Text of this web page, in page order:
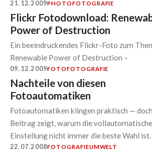
21.12.2009PHOTOFOTOGRAFIE
Flickr Fotodownload:
Power of Destruction
Ein beeindruckendes Flickr-Foto zum
Renewable Power of Destruction –
09.12.2009FOTOFOTOGRAFIE
Nachteile von diesen
Fotoautomatiken
Fotoautomatiken klingen praktisch —
Beitrag zeigt, warum die vollautomatische
Einstellung nicht immer die beste Wahl ist.
22.07.2008FOTOGRAFIEUMWELT